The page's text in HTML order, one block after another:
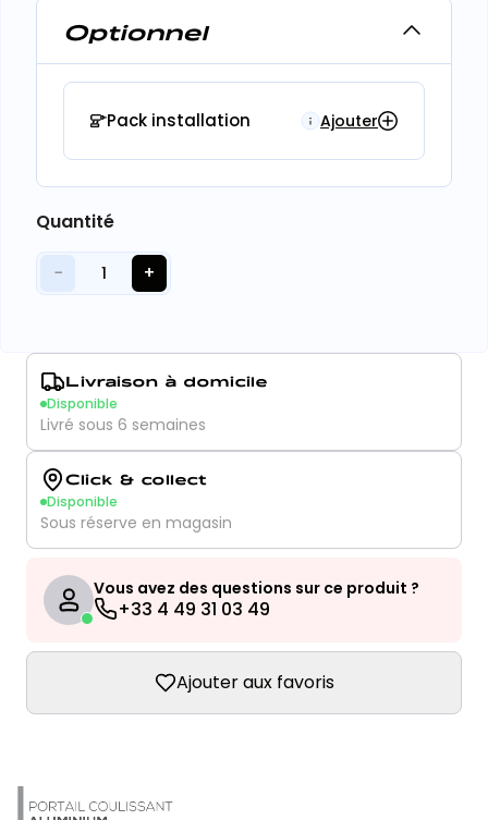
Optionnel
Pack installation Ajouter
Quantité
− 1 +
Livraison à domicile
Disponible
Livré sous 6 semaines
Click & collect
Disponible
Sous réserve en magasin
Vous avez des questions sur ce produit ?
+33 4 49 31 03 49
Ajouter aux favoris